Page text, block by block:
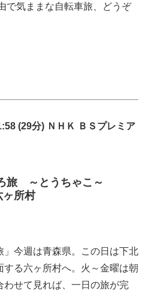
で気ままな自転車旅、どうぞ
(29分) ＮＨＫ ＢＳプレミア
旅 ～とうちゃこ～
所村
」今週は青森県。この日は下北
る六ヶ所村へ。火～金曜は朝
わせて見れば、一日の旅が完